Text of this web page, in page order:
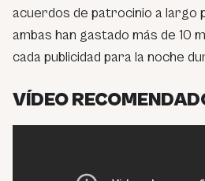
acuerdos de patrocinio a largo
ambas han gastado más de 10
cada publicidad para la noche
VÍDEO